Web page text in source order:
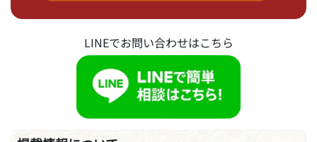
LINEでお問い合わせはこちら